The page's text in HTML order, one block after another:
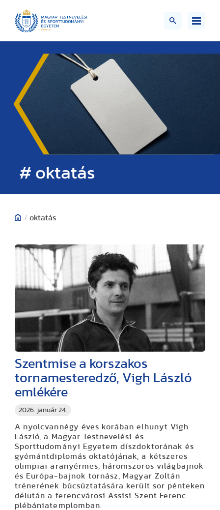
# oktatás
/ oktatás
2026. január 24.
Szentmise a korszakos
tornamesteredző, Vigh László
emlékére
A nyolcvannégy éves korában elhunyt Vigh
László, a Magyar Testnevelési és
Sporttudományi Egyetem díszdoktorának és
gyémántdiplomás oktatójának, a kétszeres
olimpiai aranyérmes, háromszoros világbajnok
és Európa-bajnok tornász, Magyar Zoltán
trénerének búcsúztatására került sor pénteken
délután a ferencvárosi Assisi Szent Ferenc
plébániatemplomban.